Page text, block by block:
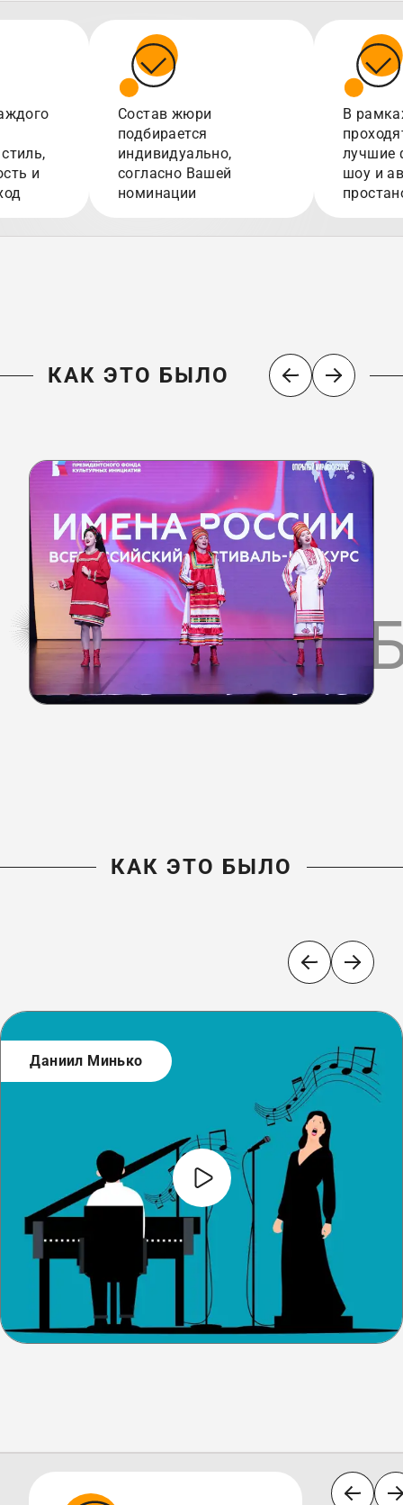
и
Состав жюри
подбирается
индивидуально,
согласно Вашей
номинации
В
лучшие
шоу и
КАК ЭТО БЫЛО
КАК ЭТО
КАК ЭТО БЫЛО
Даниил Минько